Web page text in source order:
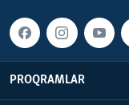
PROQRAMLAR